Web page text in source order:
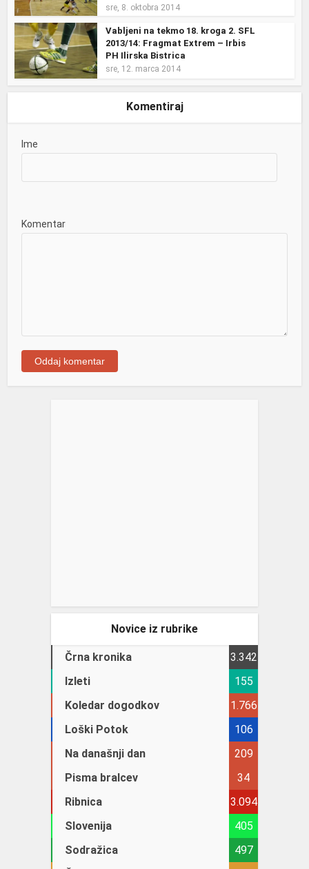
sre, 8. oktobra 2014
Vabljeni na tekmo 18. kroga 2. SFL
2013/14: Fragmat Extrem – Irbis
PH Ilirska Bistrica
sre, 12. marca 2014
Komentiraj
Ime
Komentar
Novice iz rubrike
Črna kronika
3.342
Izleti
155
Koledar dogodkov
1.766
Loški Potok
106
Na današnji dan
209
Pisma bralcev
34
Ribnica
3.094
Slovenija
405
Sodražica
497